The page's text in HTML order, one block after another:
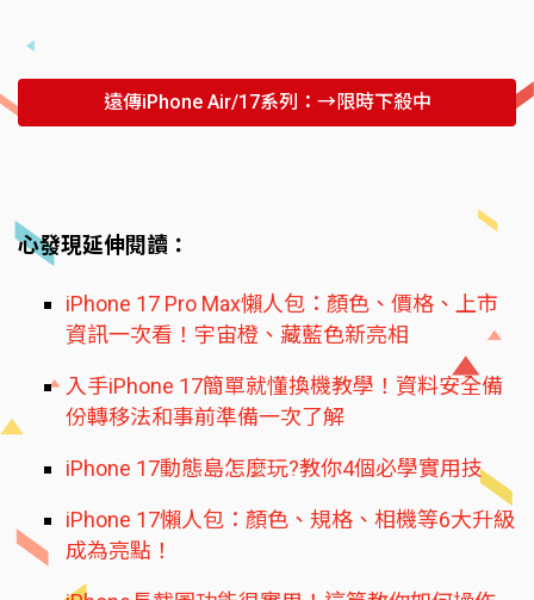
遠傳iPhone Air/17系列：→限時下殺中
心發現延伸閱讀：
iPhone 17 Pro Max懶人包：顏色、價格、上市
資訊一次看！宇宙橙、藏藍色新亮相
入手iPhone 17簡單就懂換機教學！資料安全備
份轉移法和事前準備一次了解
iPhone 17動態島怎麼玩?教你4個必學實用技
iPhone 17懶人包：顏色、規格、相機等6大升級
成為亮點！